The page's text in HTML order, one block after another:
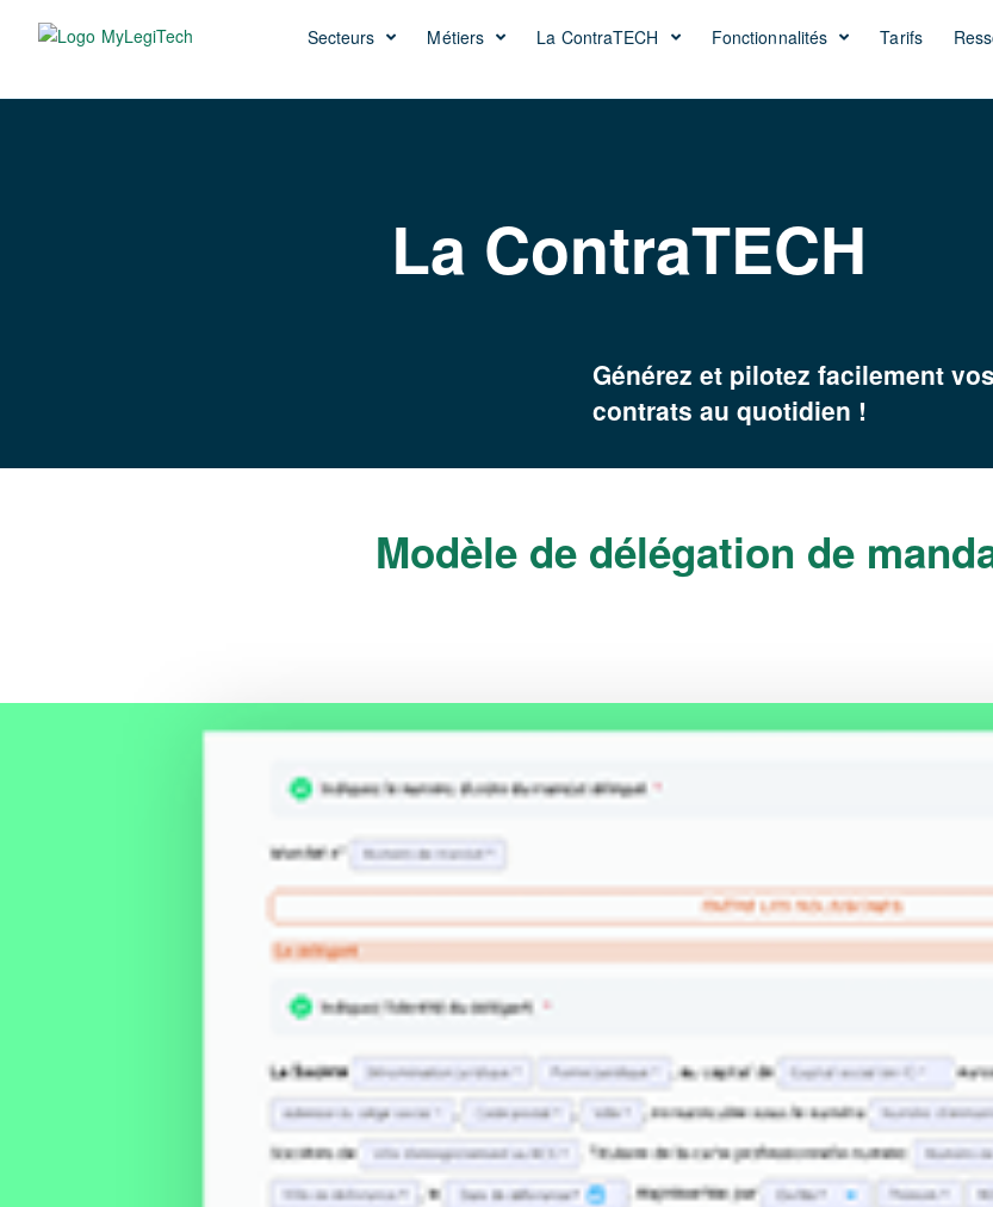
Secteurs Métiers La ContraTECH Fonctionnalités Tarifs
La ContraTECH
Générez et pilotez facilement vos
contrats au quotidien !
Modèle de délégation de